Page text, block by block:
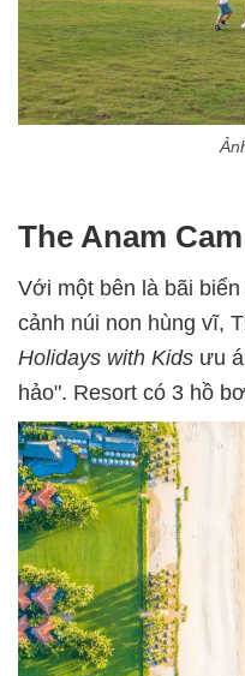
The Anam
Với một bên là bãi
cảnh núi non hùng vĩ,
Holidays with Kids ưu
hảo". Resort có 3 hồ